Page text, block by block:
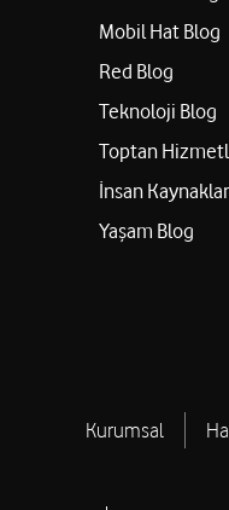
Mobil Hat Blog
Red Blog
Teknoloji Blog
Toptan
İnsan
Yaşam Blog
Kurumsal